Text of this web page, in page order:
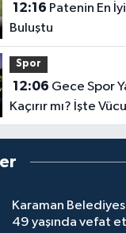
12:16
Buluştu
Spor
12:06
Kaçırır mı? İşte
Yaşananlar!
Karaman
49 yaşında vefat